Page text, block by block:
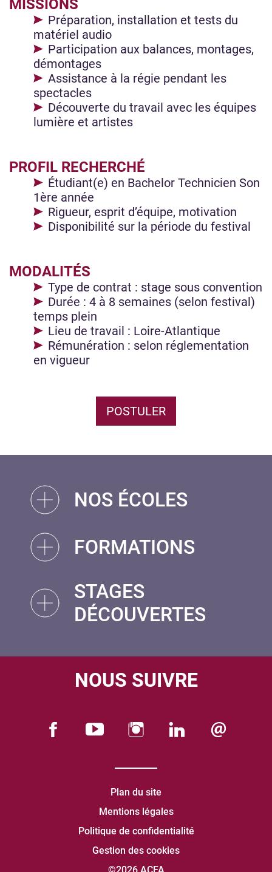
MISSIONS
Préparation, installation et tests du
matériel audio
Participation aux balances, montages,
démontages
Assistance à la régie pendant les
spectacles
Découverte du travail avec les équipes
lumière et artistes
PROFIL RECHERCHÉ
Étudiant(e) en Bachelor Technicien Son
1ère année
Rigueur, esprit d’équipe, motivation
Disponibilité sur la période du festival
MODALITÉS
Type de contrat : stage sous convention
Durée : 4 à 8 semaines (selon festival)
temps plein
Lieu de travail : Loire-Atlantique
Rémunération : selon réglementation
en vigueur
POSTULER
NOS ÉCOLES
FORMATIONS
STAGES
DÉCOUVERTES
NOUS SUIVRE
Plan du site
Mentions légales
Politique de confidentialité
Gestion des cookies